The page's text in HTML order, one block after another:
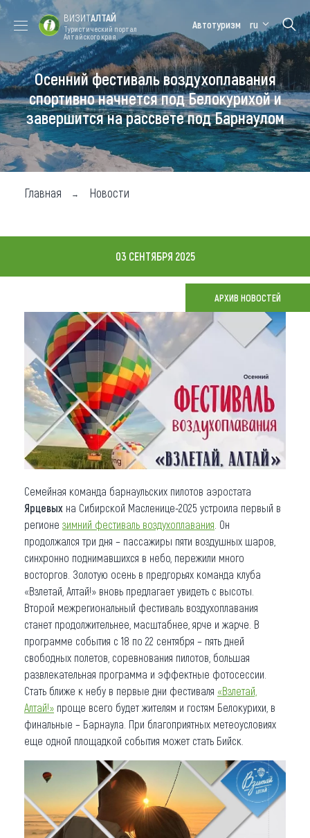
Форум VISIT
ALTAI
Цветение
маральника
Медицинский
форум
Алтайская
зимовка
Туры
Где побывать
Чем заняться
Карта
Что привезти (сувениры)
О регионе
Коллекция впечатлений
Другие рубрики
ВИЗИТАЛТАЙ
Туристический портал
Алтайского края
Автотуризм ru
Осенний фестиваль воздухоплавания
спортивно начнется под Белокурихой и
завершится на рассвете под Барнаулом
Главная Новости
03 СЕНТЯБРЯ 2025
АРХИВ НОВОСТЕЙ
Семейная команда барнаульских пилотов аэростата
Ярцевых на Сибирской Масленице-2025 устроила первый в
регионе зимний фестиваль воздухоплавания . Он
продолжался три дня – пассажиры пяти воздушных шаров,
синхронно поднимавшихся в небо, пережили много
восторгов. Золотую осень в предгорьях команда клуба
«Взлетай, Алтай!» вновь предлагает увидеть с высоты.
Второй межрегиональный фестиваль воздухоплавания
станет продолжительнее, масштабнее, ярче и жарче. В
программе события с 18 по 22 сентября – пять дней
свободных полетов, соревнования пилотов, большая
развлекательная программа и эффектные фотосессии.
Стать ближе к небу в первые дни фестиваля «Взлетай,
Алтай!» проще всего будет жителям и гостям Белокурихи, в
финальные – Барнаула. При благоприятных метеоусловиях
еще одной площадкой события может стать Бийск.